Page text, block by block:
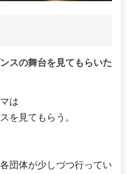
スの舞台を見てもらいた
は
を見てもらう。
団体が少しづつ行ってい